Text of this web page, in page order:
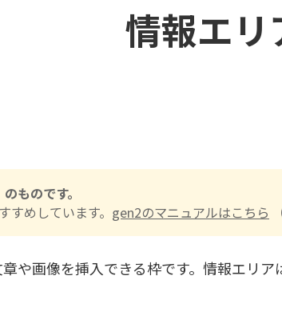
情報エリ
ものです。
すめしています。 gen2のマニュアルはこちら
や画像を挿入できる枠です。情報エリア